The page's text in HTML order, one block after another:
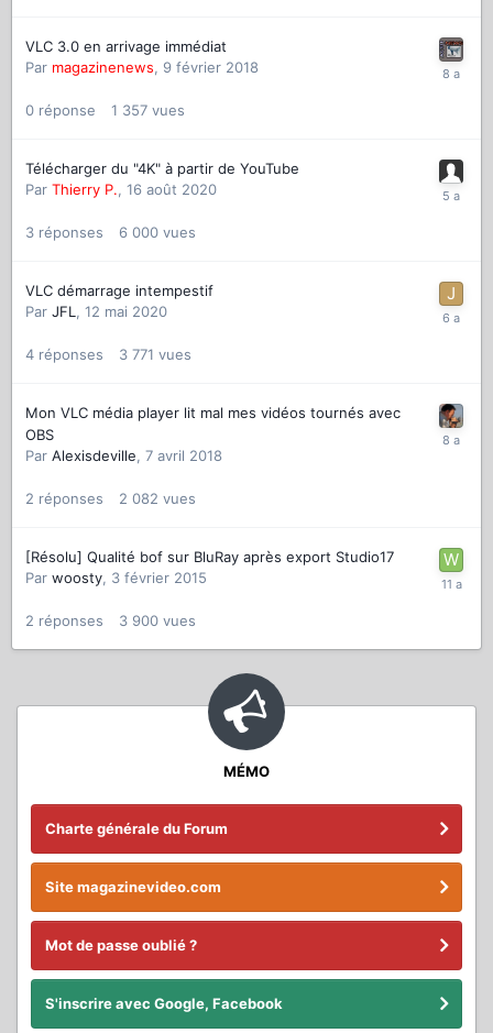
VLC 3.0 en arrivage immédiat
Par magazinenews, 9 février 2018
0 réponse 1 357 vues
Télécharger du "4K" à partir de YouTube
Par Thierry P., 16 août 2020
3 réponses 6 000 vues
VLC démarrage intempestif
Par JFL, 12 mai 2020
4 réponses 3 771 vues
Mon VLC média player lit mal mes vidéos tournés avec
OBS
Par Alexisdeville, 7 avril 2018
2 réponses 2 082 vues
[Résolu] Qualité bof sur BluRay après export Studio17
Par woosty, 3 février 2015
2 réponses 3 900 vues
MÉMO
Charte générale du Forum
Site magazinevideo.com
Mot de passe oublié ?
S'inscrire avec Google, Facebook